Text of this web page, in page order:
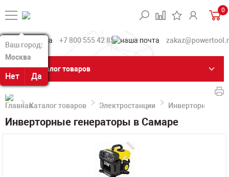
Ваш город:
Москва
Нет Да
Ваш город:
Москва
Нет Да
0
+7 800 555 42 85
Каталог товаров
Каталог товаров Электростанции Инверторные
Инверторные генераторы в Самаре